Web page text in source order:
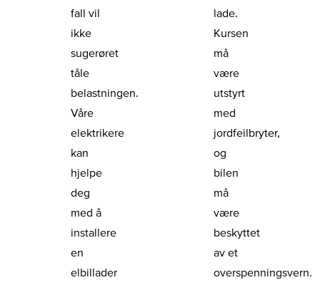
fall vil
ikke
sugerøret
tåle
belastningen.
Våre
elektrikere
kan
hjelpe
deg
med å
installere
en
elbillader
lade.
Kursen
må
være
utstyrt
med
jordfeilbryter,
og
bilen
må
være
beskyttet
av et
overspenningsvern.